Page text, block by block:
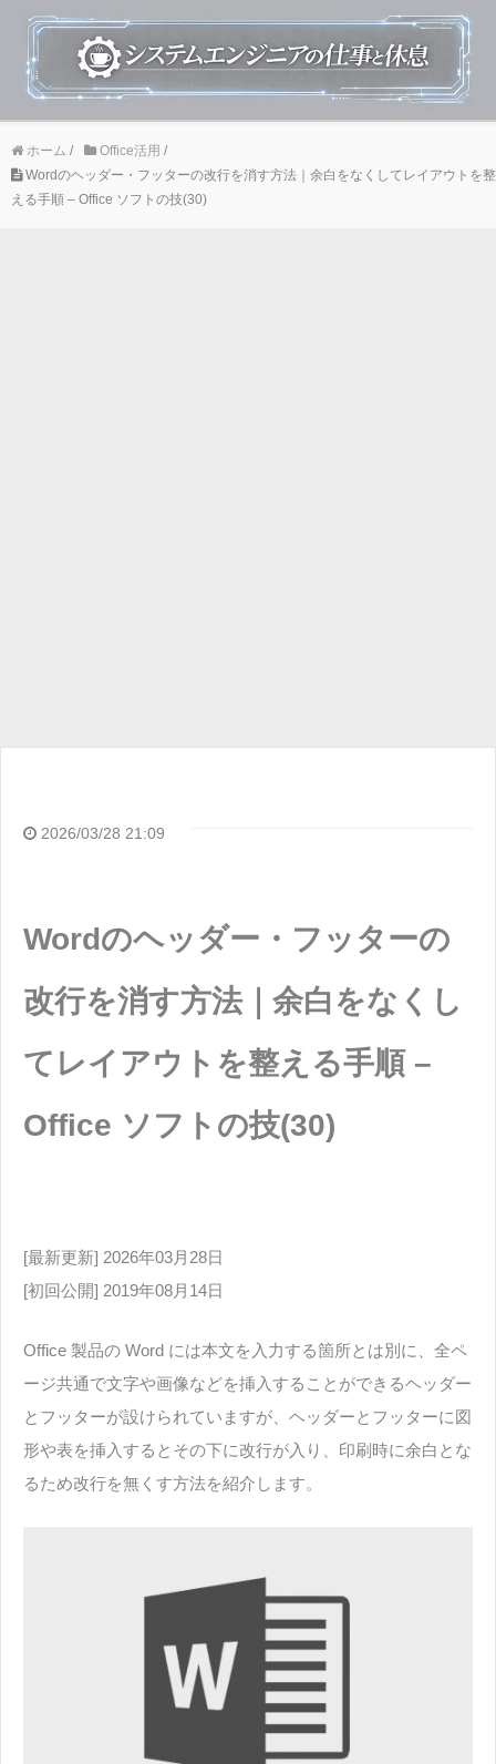
ホーム / Office活用 /
Wordのヘッダー・フッターの改行を消す方法｜余白をなくしてレイアウトを整
える手順 – Office ソフトの技(30)
2026/03/28 21:09
Wordのヘッダー・フッターの
改行を消す方法｜余白をなくし
てレイアウトを整える手順 –
Office ソフトの技(30)
[最新更新] 2026年03月28日
[初回公開] 2019年08月14日
Office 製品の Word には本文を入力する箇所とは別に、全ペ
ージ共通で文字や画像などを挿入することができるヘッダー
とフッターが設けられていますが、ヘッダーとフッターに図
形や表を挿入するとその下に改行が入り、印刷時に余白とな
るため改行を無くす方法を紹介します。